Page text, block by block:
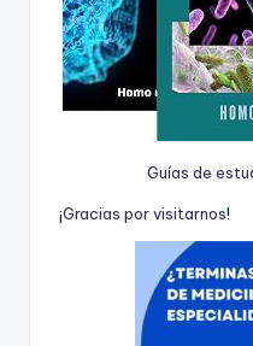
Guías de
¡Gracias porvisitarnos!